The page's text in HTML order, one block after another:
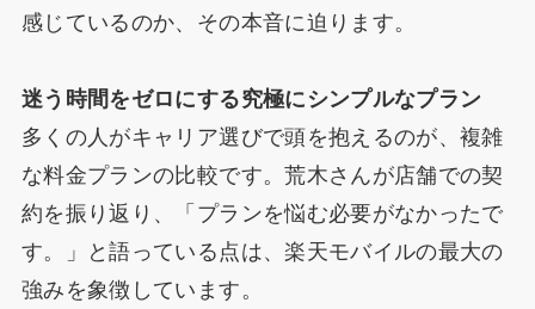
感じているのか、その本音に迫ります。
迷う時間をゼロにする究極にシンプルなプラン
多くの人がキャリア選びで頭を抱えるのが、複雑
な料金プランの比較です。荒木さんが店舗での契
約を振り返り、「プランを悩む必要がなかったで
す。」と語っている点は、楽天モバイルの最大の
強みを象徴しています。